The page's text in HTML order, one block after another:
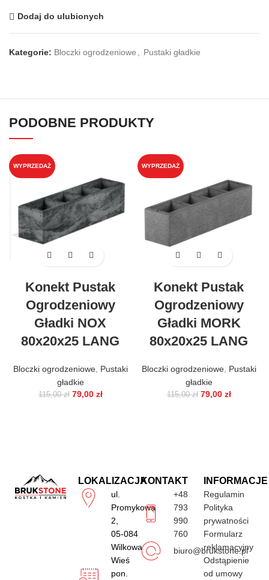
Dodaj do ulubionych
Kategorie: Bloczki ogrodzeniowe Pustaki gładkie
PODOBNE PRODUKTY
WYPRZEDAŻ
Konekt Pustak
Ogrodzeniowy
Gładki NOX
80x20x25 LANG
Bloczki ogrodzeniowe, Pustaki
gładkie
115,00zł 79,00 zł
WYPRZEDAŻ
Konekt Pustak
Ogrodzeniowy
Gładki MORK
80x20x25 LANG
Bloczki ogrodzeniowe, Pustaki
gładkie
115,00zł 79,00 zł
LOKALIZACJA
ul.
Promykowa
2,
05-084
Wilkowa
Wieś
pon.
KONTAKT
+48
793
990
760
biuro@brukstone.pl
INFORMACJE
Regulamin
Polityka
prywatności
Formularz
reklamacyjny
Odstąpienie
od umowy